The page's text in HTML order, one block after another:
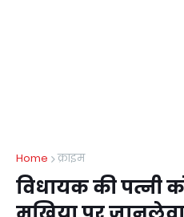
Home क्राइम
विधायक की पत्नी